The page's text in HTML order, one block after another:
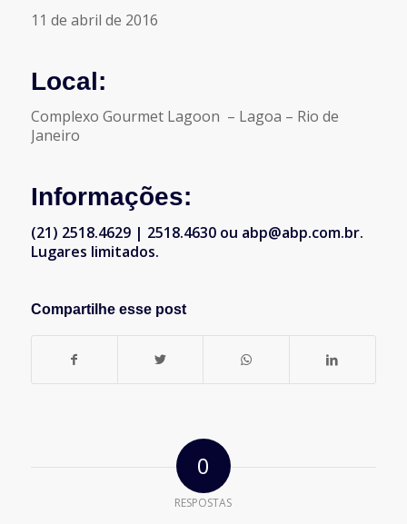
11 de abril de 2016
Local:
Complexo Gourmet Lagoon – Lagoa – Rio de
Janeiro
Informações:
(21) 2518.4629 | 2518.4630 ou abp@abp.com.br.
Lugares limitados.
Compartilhe esse post
0
RESPOSTAS